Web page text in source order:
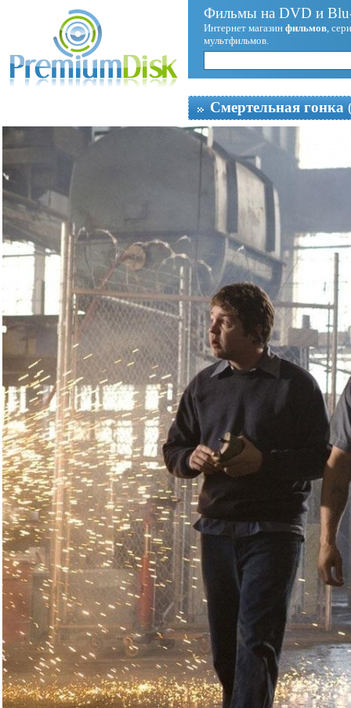
Фильмы на DVD и
Интернет магазин фильмов,
мультфильмов.
Смертельная гонка